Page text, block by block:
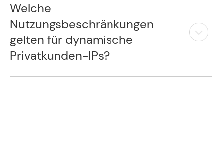
Welche
Nutzungsbeschränkungen
gelten für dynamische
Privatkunden-IPs?